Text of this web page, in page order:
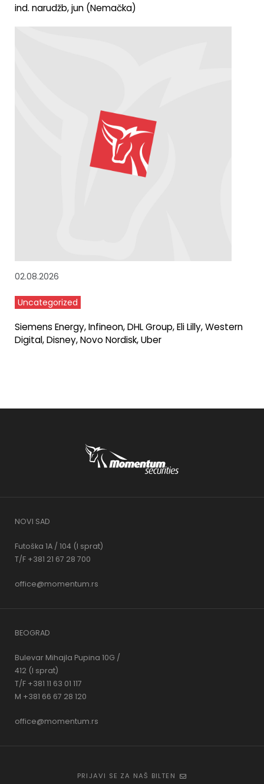
ind. narudžb, jun (Nemačka)
02.08.2026
Uncategorized
Siemens Energy, Infineon, DHL Group, Eli Lilly, Western
Digital, Disney, Novo Nordisk, Uber
NOVI SAD
Futoška 1A / 104 (I sprat)
T/F +381 21 67 28 700
office@momentum.rs
BEOGRAD
Bulevar Mihajla Pupina 10G /
412 (I sprat)
T/F +381 11 63 01 117
M +381 66 67 28 120
office@momentum.rs
PRIJAVI SE ZA NAŠ BILTEN